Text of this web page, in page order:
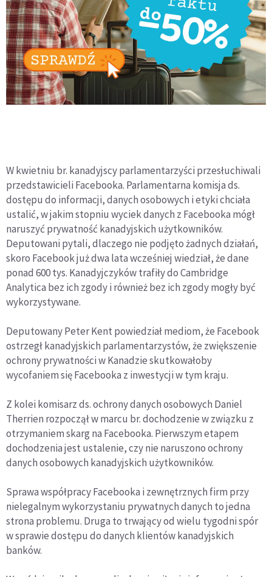
W kwietniu br. kanadyjscy parlamentarzyści przesłuchiwali
przedstawicieli Facebooka. Parlamentarna komisja ds.
dostępu do informacji, danych osobowych i etyki chciała
ustalić, w jakim stopniu wyciek danych z Facebooka mógł
naruszyć prywatność kanadyjskich użytkowników.
Deputowani pytali, dlaczego nie podjęto żadnych działań,
skoro Facebook już dwa lata wcześniej wiedział, że dane
ponad 600 tys. Kanadyjczyków trafiły do Cambridge
Analytica bez ich zgody i również bez ich zgody mogły być
wykorzystywane.
Deputowany Peter Kent powiedział mediom, że Facebook
ostrzegł kanadyjskich parlamentarzystów, że zwiększenie
ochrony prywatności w Kanadzie skutkowałoby
wycofaniem się Facebooka z inwestycji w tym kraju.
Z kolei komisarz ds. ochrony danych osobowych Daniel
Therrien rozpoczął w marcu br. dochodzenie w związku z
otrzymaniem skarg na Facebooka. Pierwszym etapem
dochodzenia jest ustalenie, czy nie naruszono ochrony
danych osobowych kanadyjskich użytkowników.
Sprawa współpracy Facebooka i zewnętrznych firm przy
nielegalnym wykorzystaniu prywatnych danych to jedna
strona problemu. Druga to trwający od wielu tygodni spór
w sprawie dostępu do danych klientów kanadyjskich
banków.